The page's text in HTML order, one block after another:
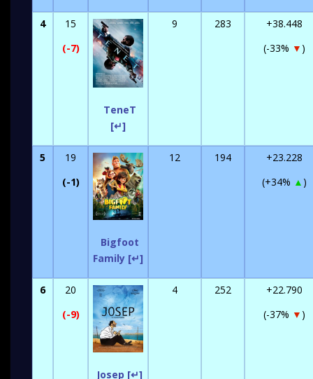
4
15
(-7)
TeneT
[↵]
9 283
+38.448
(-33% ▼ )
5
19
(-1)
Bigfoot
Family [↵]
12 194
+23.228
(+34% ▲ )
6
20
(-9)
Josep [↵]
4 252
+22.790
(-37% ▼ )